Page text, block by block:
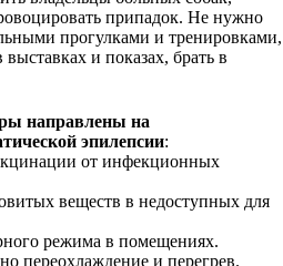
припадок. Не нужно
прогулками и тренировками,
и показах, брать в
направлены на
эпилепсии:
от инфекционных
веществ в недоступных для
режима в помещениях.
переохлаждение и перегрев.